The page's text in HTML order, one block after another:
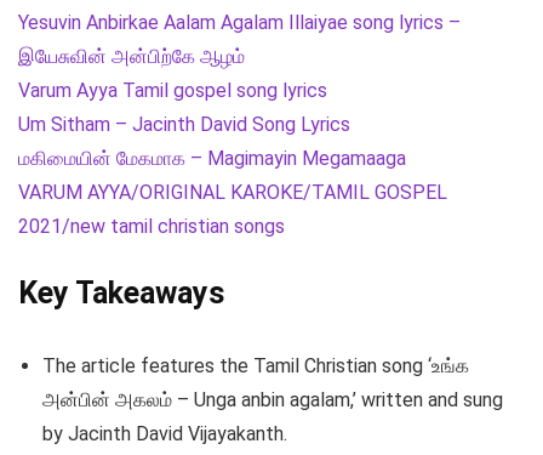
Yesuvin Anbirkae Aalam Agalam Illaiyae song lyrics –
இயேசுவின் அன்பிற்கே ஆழம்
Varum Ayya Tamil gospel song lyrics
Um Sitham – Jacinth David Song Lyrics
மகிமையின் மேகமாக – Magimayin Megamaaga
VARUM AYYA/ORIGINAL KAROKE/TAMIL GOSPEL
2021/new tamil christian songs
Key Takeaways
The article features the Tamil Christian song ‘உங்க
அன்பின் அகலம் – Unga anbin agalam,’ written and sung
by Jacinth David Vijayakanth.